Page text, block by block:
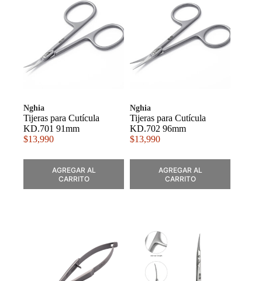
Nghia
Tijeras para Cutícula
KD.701 91mm
$13,990
AGREGAR AL
CARRITO
Nghia
Tijeras para Cutícula
KD.702 96mm
$13,990
AGREGAR AL
CARRITO